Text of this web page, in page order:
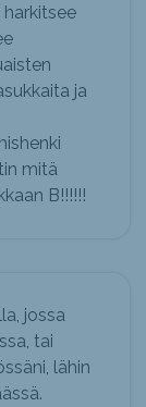
ja
mitä
B!!!!!!
jossa
tai
lähin